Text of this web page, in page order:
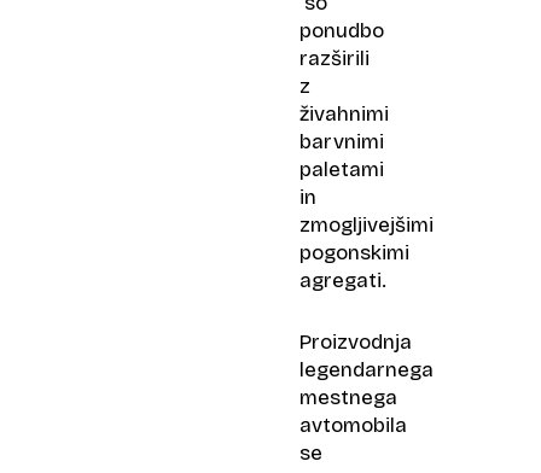
ponudbo
razširili
z
živahnimi
barvnimi
paletami
in
zmogljivejšimi
pogonskimi
agregati.
Proizvodnja
legendarnega
mestnega
avtomobila
se